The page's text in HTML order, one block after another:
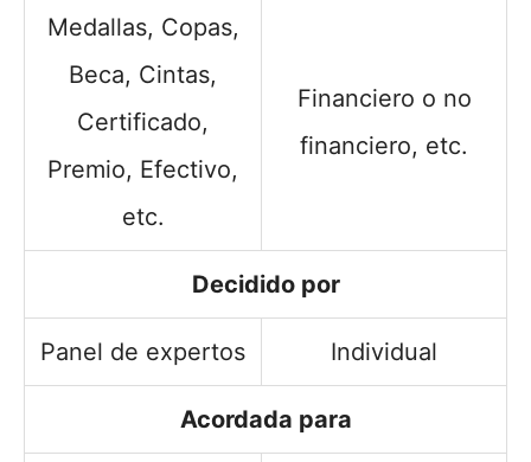
Medallas, Copas,
Beca, Cintas,
Certificado,
Premio, Efectivo,
etc.
Financiero o no
financiero, etc.
Decidido por
Panel de expertos Individual
Acordada para